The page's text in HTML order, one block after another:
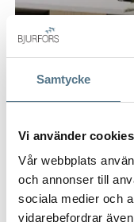
Samtycke
Vi använder cookies
Vår webbplats
och annonser till
sociala medier och
vidarebefordrar
SANTA POLA C, SANTA
Sea Essence